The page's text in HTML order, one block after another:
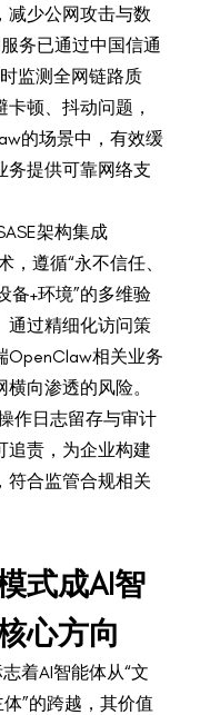
减少公网攻击与数
务已通过中国信通
监测全网链路质
顿、抖动问题，
的场景中，有效缓
务提供可靠网络支
架构集成
，遵循“永不信任、
备+环境”的多维验
通过精细化访问策
OpenClaw相关业务
向渗透的风险。
作日志留存与审计
追责，为企业构建
符合监管合规相关
式成AI智
心方向
着AI智能体从“文
”的跨越，其价值